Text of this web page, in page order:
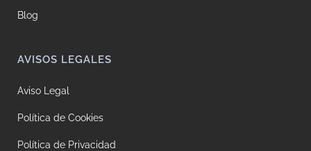
Blog
AVISOS LEGALES
Aviso Legal
Política de Cookies
Política de Privacidad